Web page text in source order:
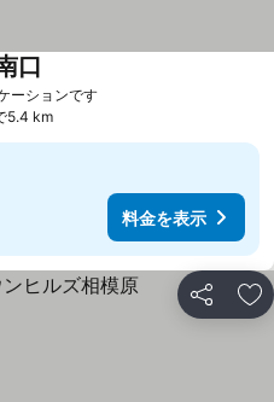
ーションです
口
5.4 km
料金を表示
シェア お